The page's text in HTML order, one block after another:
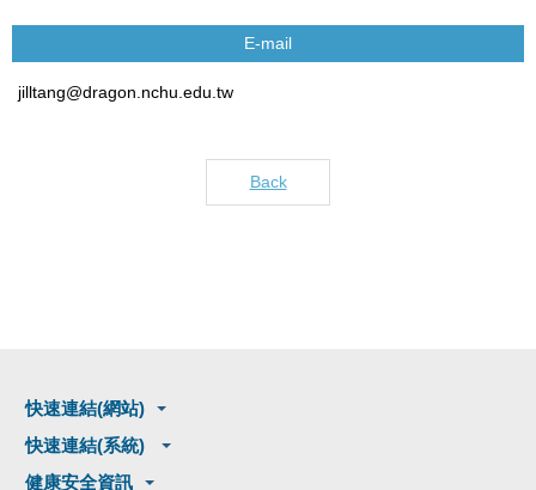
E-mail
jilltang@dragon.nchu.edu.tw
Back
快速連結(網站)
快速連結(系統)
健康安全資訊